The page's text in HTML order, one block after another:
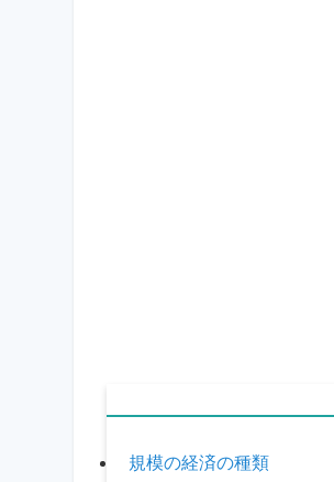
規模の経済の種類